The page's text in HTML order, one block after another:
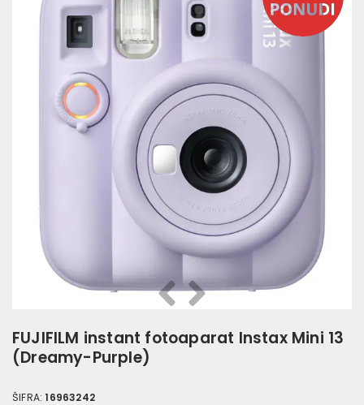
PrethodnaSlijedeća
FUJIFILM instant fotoaparat Instax Mini 13
(Dreamy-Purple)
ŠIFRA:16963242